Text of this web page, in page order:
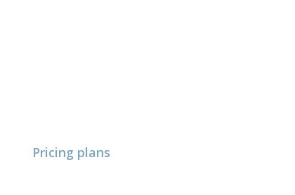
Pricing plans